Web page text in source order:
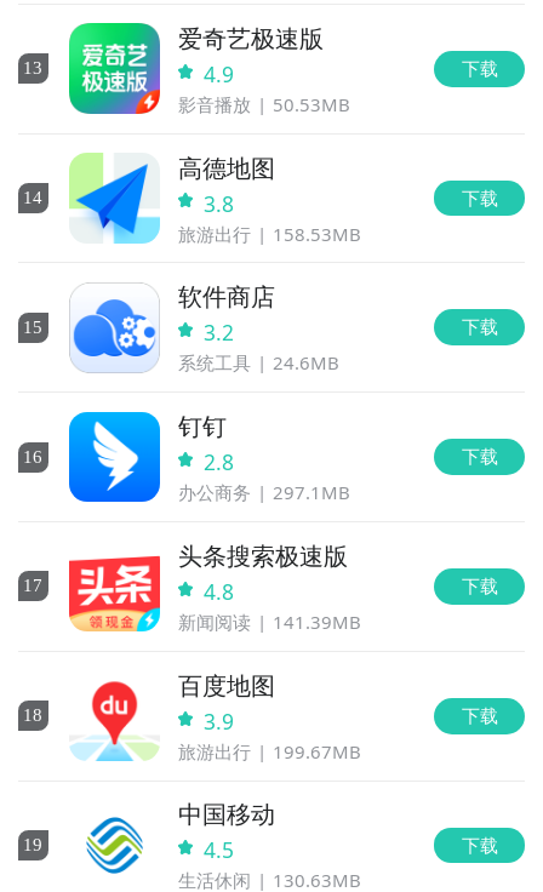
13
爱奇艺极速版
4.9
影音播放 50.53MB
下载
14
高德地图
3.8
旅游出行 158.53MB
下载
15
软件商店
3.2
系统工具 24.6MB
下载
16
钉钉
2.8
办公商务 297.1MB
下载
17
头条搜索极速版
4.8
新闻阅读 141.39MB
下载
18
百度地图
3.9
旅游出行 199.67MB
下载
19
中国移动
4.5
生活休闲 130.63MB
下载